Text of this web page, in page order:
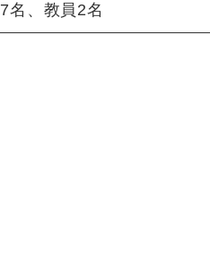
名、教員2名